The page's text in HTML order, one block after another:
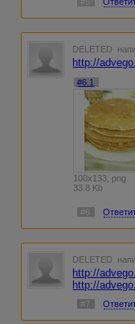
DELETED
http://
#6.1
100x133, png
33.8 Kb
#6
DELETED
http://
http://
#7